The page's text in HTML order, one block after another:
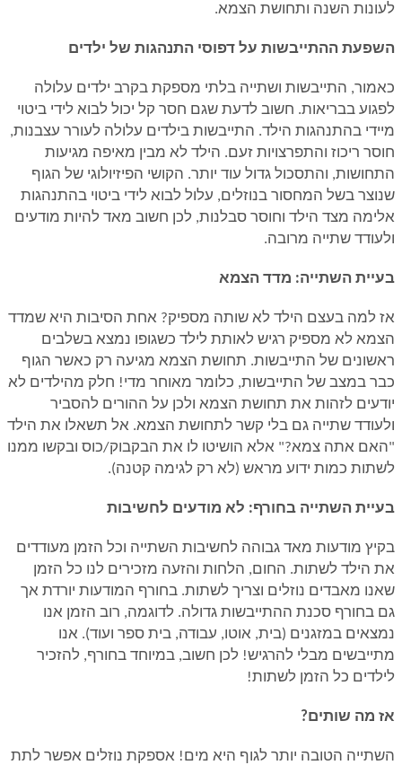
לעונות השנה ותחושת הצמא.
השפעת ההתייבשות על דפוסי התנהגות של ילדים
כאמור, התייבשות ושתייה בלתי מספקת בקרב ילדים עלולה
לפגוע בבריאות. חשוב לדעת שגם חסר קל יכול לבוא לידי ביטוי
מיידי בהתנהגות הילד. התייבשות בילדים עלולה לעורר עצבנות,
חוסר ריכוז והתפרצויות זעם. הילד לא מבין מאיפה מגיעות
התחושות, והתסכול גדול עוד יותר. הקושי הפיזיולוגי של הגוף
שנוצר בשל המחסור בנוזלים, עלול לבוא לידי ביטוי בהתנהגות
אלימה מצד הילד וחוסר סבלנות, לכן חשוב מאד להיות מודעים
ולעודד שתייה מרובה.
בעיית השתייה: מדד הצמא
אז למה בעצם הילד לא שותה מספיק? אחת הסיבות היא שמדד
הצמא לא מספיק רגיש לאותת לילד כשגופו נמצא בשלבים
ראשונים של התייבשות. תחושת הצמא מגיעה רק כאשר הגוף
כבר במצב של התייבשות, כלומר מאוחר מדי! חלק מהילדים לא
יודעים לזהות את תחושת הצמא ולכן על ההורים להסביר
ולעודד שתייה גם בלי קשר לתחושת הצמא. אל תשאלו את הילד
"האם אתה צמא?" אלא הושיטו לו את הבקבוק/כוס ובקשו ממנו
לשתות כמות ידוע מראש (לא רק לגימה קטנה).
בעיית השתייה בחורף: לא מודעים לחשיבות
בקיץ מודעות מאד גבוהה לחשיבות השתייה וכל הזמן מעודדים
את הילד לשתות. החום, הלחות והזעה מזכירים לנו כל הזמן
שאנו מאבדים נוזלים וצריך לשתות. בחורף המודעות יורדת אך
גם בחורף סכנת ההתייבשות גדולה. לדוגמה, רוב הזמן אנו
נמצאים במזגנים (בית, אוטו, עבודה, בית ספר ועוד). אנו
מתייבשים מבלי להרגיש! לכן חשוב, במיוחד בחורף, להזכיר
לילדים כל הזמן לשתות!
אז מה שותים?
השתייה הטובה יותר לגוף היא מים! אספקת נוזלים אפשר לתת